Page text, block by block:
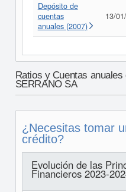
Depósito de
cuentas
anuales (2007)
13/
Ratios y Cuentas
SERRANO SA
¿Necesitas tomar
crédito?
Evolución de las
Financieros 2023-